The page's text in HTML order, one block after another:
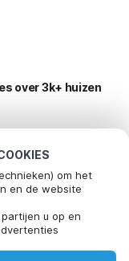
om het
en de website
u op en
over 3k+ huizen
voor